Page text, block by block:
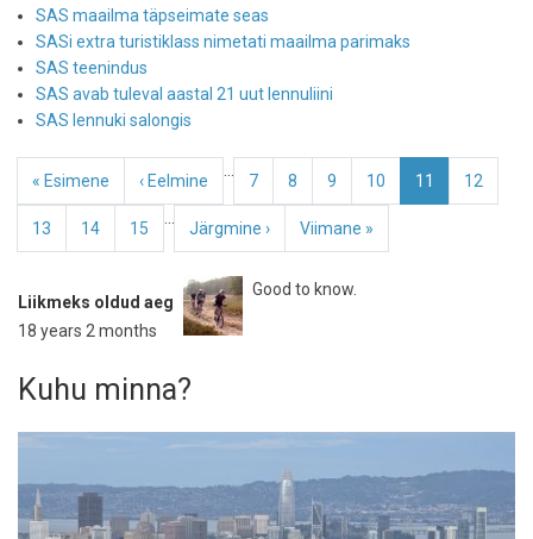
SAS maailma täpseimate seas
SASi extra turistiklass nimetati maailma parimaks
SAS teenindus
SAS avab tuleval aastal 21 uut lennuliini
SAS lennuki salongis
Pagination
Esimene
leht
« Esimene
Eelmine
leht
‹ Eelmine Page
7 Page
8 Page
9 Page
10
Eesolev
leht
11 Page
12
Page
13 Page
14 Page
15
Järgmine
leht
Järgmine ›
Viimane
leht
Viimane »
Liikmeks oldud aeg
18 years 2 months
Good to know.
Kuhu minna?